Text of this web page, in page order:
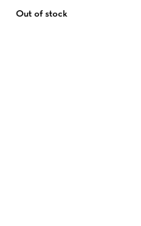
Out of stock